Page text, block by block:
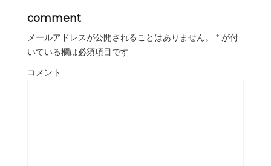
comment
メールアドレスが公開されることはありません。 * が付
いている欄は必須項目です
コメント